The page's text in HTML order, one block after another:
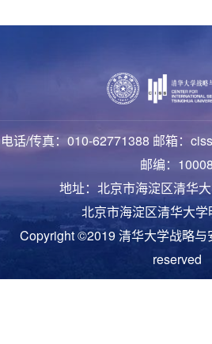
电话/传真：010-62771388 邮箱：
邮编：
地址：北京市海淀区清华
北京市海淀区清华大学
Copyright ©2019 清华大学战略
reserved